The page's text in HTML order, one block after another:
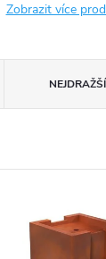
Zobrazit více
NEJDRAŽŠÍ